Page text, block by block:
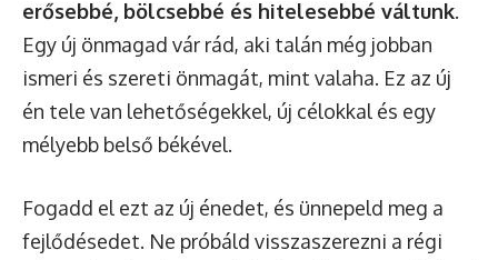
erősebbé, bölcsebbé és hitelesebbé váltunk.
Egy új önmagad vár rád, aki talán még jobban
ismeri és szereti önmagát, mint valaha. Ez az új
én tele van lehetőségekkel, új célokkal és egy
mélyebb belső békével.
Fogadd el ezt az új énedet, és ünnepeld meg a
fejlődésedet. Ne próbáld visszaszerezni a régi